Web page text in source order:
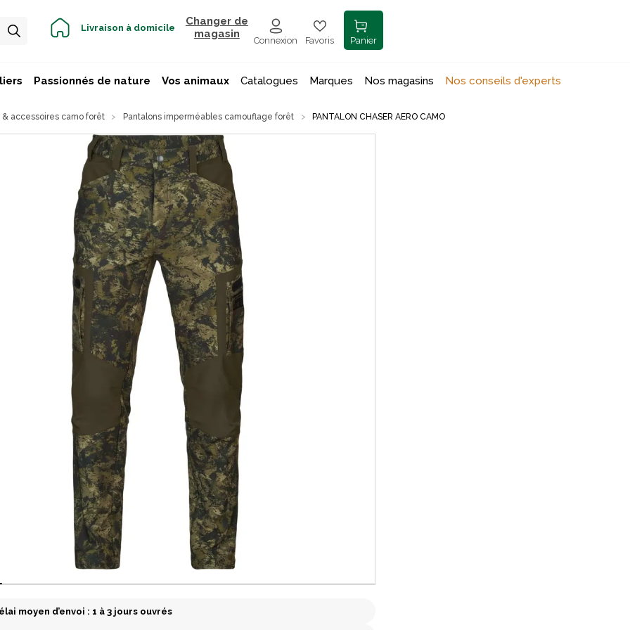
Livraison à domicile
Changer de
magasin
Connexion Favoris Panier
Passionnés de nature Vos animaux Catalogues Marques Nos magasins Nos conseils d'experts
accessoires camo forêt Pantalons imperméables camouflage forêt PANTALON CHASER AERO CAMO
moyen d’envoi : 1 à 3 jours ouvrés